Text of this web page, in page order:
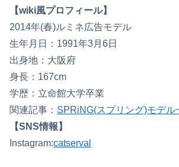
【wiki風プロフィール】
2014年(春)ルミネ広告モデル
生年月日：1991年3月6日
出身地：大阪府
身長：167cm
学歴：立命館大学卒業
関連記事： SPRiNG(スプリング)モデル
【SNS情報】
Instagram:catserval